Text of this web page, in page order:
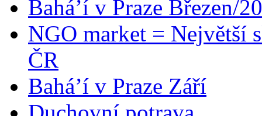
Bahá’í v Praze Březen/
NGO market = Největší
ČR
Bahá’í v Praze Září